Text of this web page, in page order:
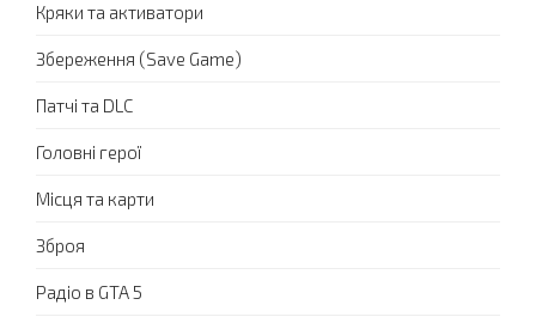
Кряки та активатори
Збереження (Save Game)
Патчі та DLC
Головні герої
Місця та карти
Зброя
Радіо в GTA 5